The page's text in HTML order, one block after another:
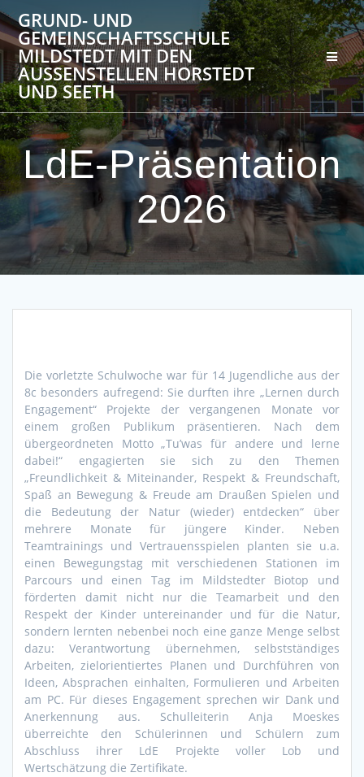
Inhalt
springen
GRUND- UND
GEMEINSCHAFTSSCHULE
MILDSTEDT MIT DEN
AUSSENSTELLEN HORSTEDT U
ND SEETH
LdE-Präsentation
2026
Die vorletzte Schulwoche war für 14 Jugendliche aus der
8c besonders aufregend: Sie durften ihre „Lernen durch
Engagement“ Projekte der vergangenen Monate vor
einem großen Publikum präsentieren. Nach dem
übergeordneten Motto „Tu’was für andere und lerne
dabei!“ engagierten sie sich zu den Themen
„Freundlichkeit & Miteinander, Respekt & Freundschaft,
Spaß an Bewegung & Freude am Draußen Spielen und
die Bedeutung der Natur (wieder) entdecken“ über
mehrere Monate für jüngere Kinder. Neben
Teamtrainings und Vertrauensspielen planten sie u.a.
einen Bewegungstag mit verschiedenen Stationen im
Parcours und einen Tag im Mildstedter Biotop und
förderten damit nicht nur die Teamarbeit und den
Respekt der Kinder untereinander und für die Natur,
sondern lernten nebenbei noch eine ganze Menge selbst
dazu: Verantwortung übernehmen, selbstständiges
Arbeiten, zielorientiertes Planen und Durchführen von
Ideen, Absprachen einhalten, Formulieren und Arbeiten
am PC. Für dieses Engagement sprechen wir Dank und
Anerkennung aus. Schulleiterin Anja Moeskes
überreichte den Schülerinnen und Schülern zum
Abschluss ihrer LdE Projekte voller Lob und
Wertschätzung die Zertifikate.